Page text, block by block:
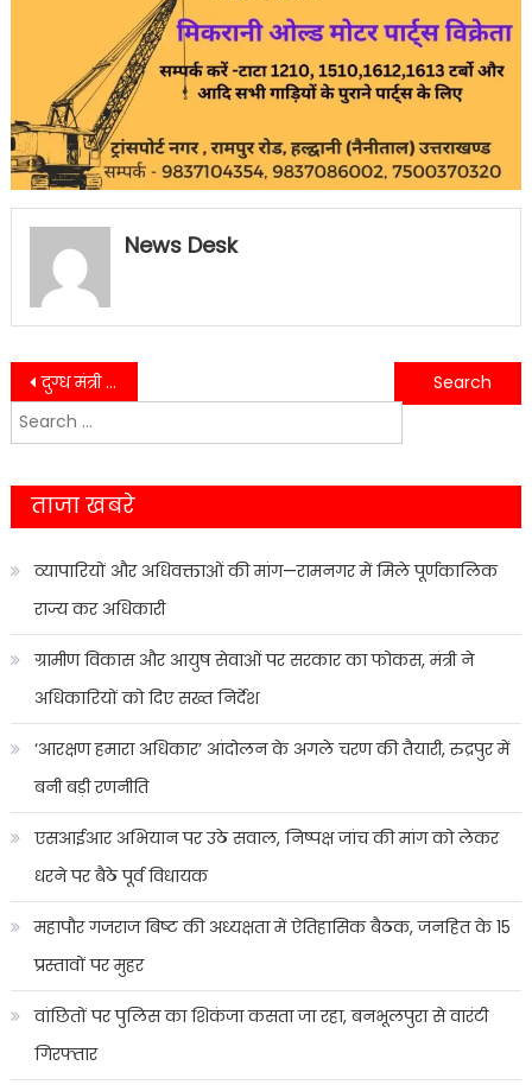
News Desk
Post
navigation
दुग्ध मंत्री सौरभ बहुगुणा पहुंचे हल्द्वानी…..
हल्द्वानी- 20 दिन में गौला पुल से हल्के वाहनों की आवाजाही शुरू कराएं- दीपक……
Search
for:
ताजा खबरे
व्यापारियों और अधिवक्ताओं की मांग—रामनगर में मिले पूर्णकालिक
राज्य कर अधिकारी
ग्रामीण विकास और आयुष सेवाओं पर सरकार का फोकस, मंत्री ने
अधिकारियों को दिए सख्त निर्देश
‘आरक्षण हमारा अधिकार’ आंदोलन के अगले चरण की तैयारी, रुद्रपुर में
बनी बड़ी रणनीति
एसआईआर अभियान पर उठे सवाल, निष्पक्ष जांच की मांग को लेकर
धरने पर बैठे पूर्व विधायक
महापौर गजराज बिष्ट की अध्यक्षता में ऐतिहासिक बैठक, जनहित के 15
प्रस्तावों पर मुहर
वांछितों पर पुलिस का शिकंजा कसता जा रहा, बनभूलपुरा से वारंटी
गिरफ्तार